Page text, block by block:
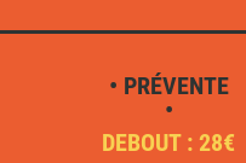
• PRÉVENTE
•
DEBOUT : 28€